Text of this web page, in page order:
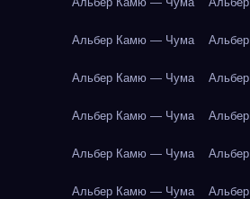
Альбер Камю — Чума
Альбер Камю — Чума
Альбер Камю — Чума
Альбер Камю — Чума
Альбер Камю — Чума